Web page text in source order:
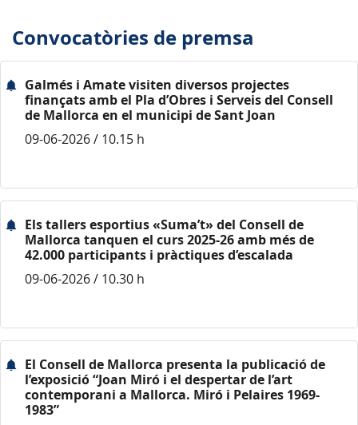
Convocatòries de premsa
Galmés i Amate visiten diversos projectes
finançats amb el Pla d’Obres i Serveis del Consell
de Mallorca en el municipi de Sant Joan
09-06-2026 / 10.15 h
Els tallers esportius «Suma’t» del Consell de
Mallorca tanquen el curs 2025-26 amb més de
42.000 participants i pràctiques d’escalada
09-06-2026 / 10.30 h
El Consell de Mallorca presenta la publicació de
l’exposició “Joan Miró i el despertar de l’art
contemporani a Mallorca. Miró i Pelaires 1969-
1983”